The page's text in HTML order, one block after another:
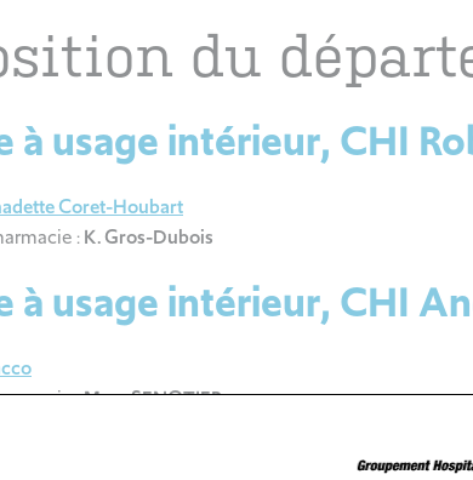
du
à usage intérieur, CHI
Coret-Houbart
:K. Gros-Dubois
à usage intérieur, CHI
:Mme SENOTIER
à usage intérieur, GHI